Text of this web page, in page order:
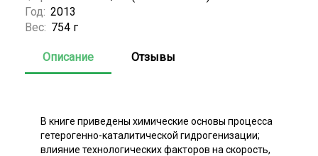
Год: 2013
Вес: 754 г
Описание Отзывы
В книге приведены химические основы процесса
гетерогенно-каталитической гидрогенизации;
влияние технологических факторов на скорость,